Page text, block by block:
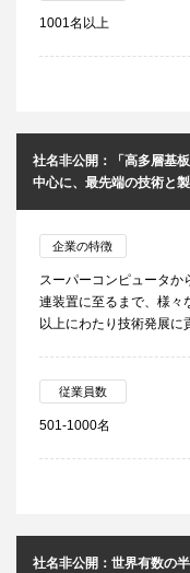
1001名以上
社名非公開：「高多層基
中心に、最先端の技術と
企業の特徴
スーパーコンピュータか
連装置に至るまで、様々
以上にわたり技術発展に
従業員数
501-1000名
社名非公開：世界有数の